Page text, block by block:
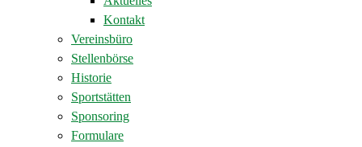
Kontakt
Vereinsbüro
Stellenbörse
Historie
Sportstätten
Sponsoring
Formulare